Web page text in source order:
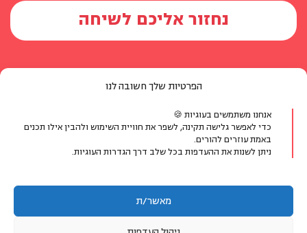
הפרטיות שלך חשובה לנו
אנחנו משתמשים בעוגיות 🍪
כדי לאפשר גלישה תקינה, לשפר את חוויית השימוש ולהבין אילו תכנים
באמת עוזרים להורים.
ניתן לשנות את ההעדפות בכל שלב דרך הגדרות העוגיות.
מאשר/ת
יצירת קשר
טלפון:
אימייל:info@michaldalyot.co.il